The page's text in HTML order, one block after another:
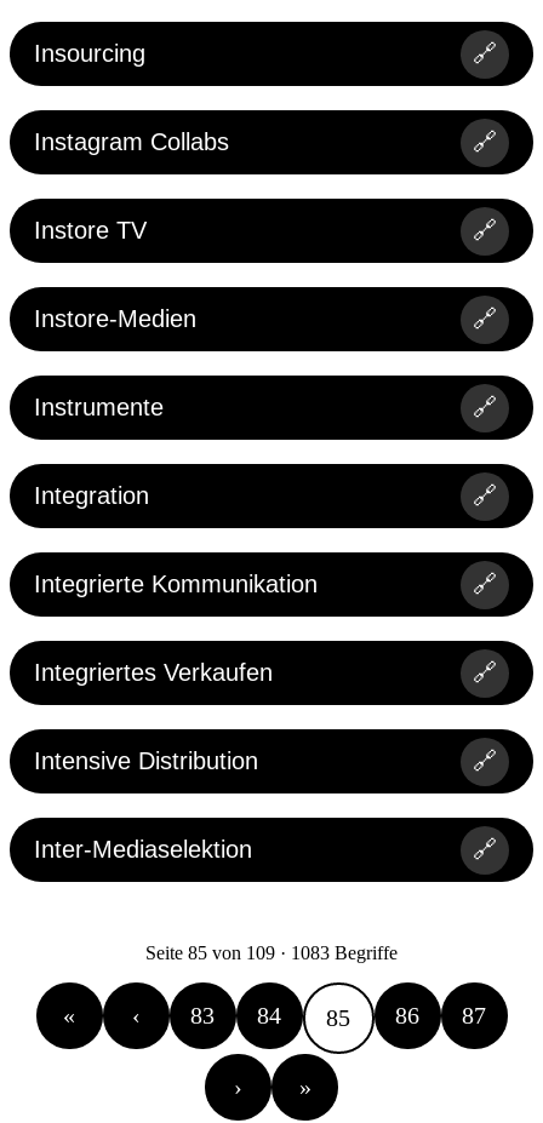
Insourcing 🔗
Instagram Collabs 🔗
Instore TV 🔗
Instore-Medien 🔗
Instrumente 🔗
Integration 🔗
Integrierte Kommunikation 🔗
Integriertes Verkaufen 🔗
Intensive Distribution 🔗
Inter-Mediaselektion 🔗
Seite 85 von 109 · 1083 Begriffe
« ‹ 83 84 85 86 87
› »